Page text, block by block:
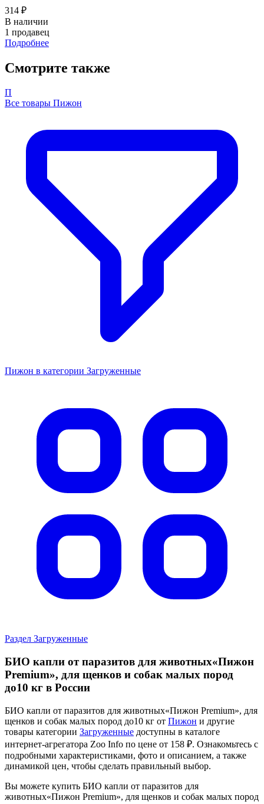
314 ₽
В наличии
1 продавец
Подробнее
Смотрите также
П
Все товары Пижон
Пижон в категории Загруженные
Раздел Загруженные
БИО капли от паразитов для животных«Пижон
Premium», для щенков и собак малых пород
до10 кг в России
БИО капли от паразитов для животных«Пижон Premium», для
щенков и собак малых пород до10 кг от Пижон и другие
товары категории Загруженные доступны в каталоге
интернет-агрегатора Zoo Info по цене от 158 ₽. Ознакомьтесь с
подробными характеристиками, фото и описанием, а также
динамикой цен, чтобы сделать правильный выбор.
Вы можете купить БИО капли от паразитов для
животных«Пижон Premium», для щенков и собак малых пород